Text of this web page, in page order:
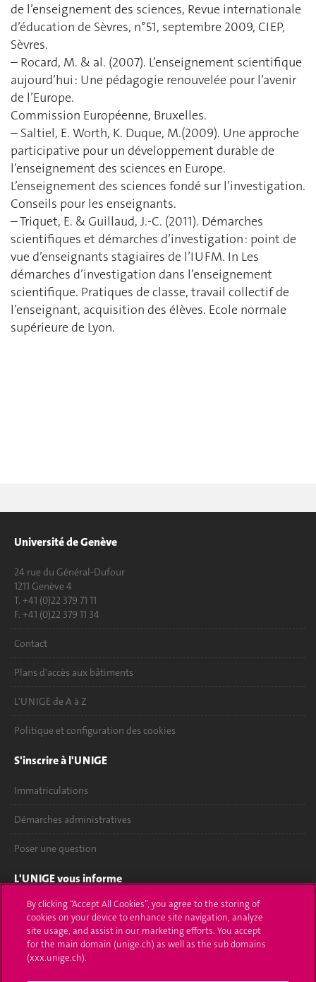
de l’enseignement des sciences, Revue internationale
d’éducation de Sèvres, n°51, septembre 2009, CIEP,
Sèvres.
– Rocard, M. & al. (2007). L’enseignement scientifique
aujourd’hui : Une pédagogie renouvelée pour l’avenir
de l’Europe.
Commission Européenne, Bruxelles.
– Saltiel, E. Worth, K. Duque, M.(2009). Une approche
participative pour un développement durable de
l’enseignement des sciences en Europe.
L’enseignement des sciences fondé sur l’investigation.
Conseils pour les enseignants.
– Triquet, E. & Guillaud, J.-C. (2011). Démarches
scientifiques et démarches d’investigation : point de
vue d’enseignants stagiaires de l’IUFM. In Les
démarches d’investigation dans l’enseignement
scientifique. Pratiques de classe, travail collectif de
l’enseignant, acquisition des élèves. Ecole normale
supérieure de Lyon.
Université de Genève
24 rue du Général-Dufour
1211 Genève 4
T. +41 (0)22 379 71 11
F. +41 (0)22 379 11 34
Contact
Plans d'accès aux bâtiments
L'UNIGE de A à Z
Politique et configuration des cookies
S'inscrire à l'UNIGE
Immatriculations
Démarches administratives
Poser une question
L'UNIGE vous informe
UNIGE Mobile
Médias
Offres d'emploi
By clicking “Accept All Cookies”, you agree to the storing of
cookies on your device to enhance site navigation, analyze
site usage, and assist in our marketing efforts. You accept
for the main domain (unige.ch) as well as the sub domains
(xxx.unige.ch).